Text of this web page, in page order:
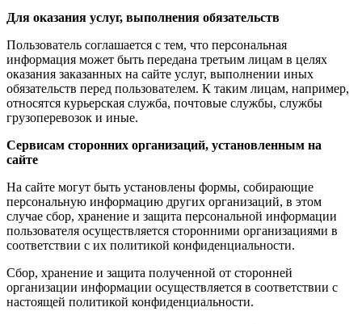
Для оказания услуг, выполнения обязательств
Пользователь соглашается с тем, что персональная
информация может быть передана третьим лицам в целях
оказания заказанных на сайте услуг, выполнении иных
обязательств перед пользователем. К таким лицам, например,
относятся курьерская служба, почтовые службы, службы
грузоперевозок и иные.
Сервисам сторонних организаций, установленным на
сайте
На сайте могут быть установлены формы, собирающие
персональную информацию других организаций, в этом
случае сбор, хранение и защита персональной информации
пользователя осуществляется сторонними организациями в
соответствии с их политикой конфиденциальности.
Сбор, хранение и защита полученной от сторонней
организации информации осуществляется в соответствии с
настоящей политикой конфиденциальности.